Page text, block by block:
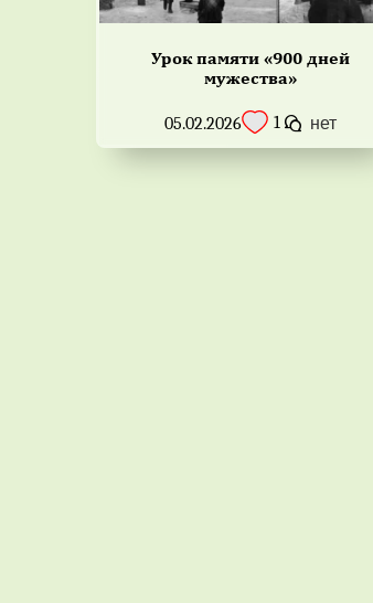
Урок памяти «900 дней
мужества»
05.02.2026 1 нет